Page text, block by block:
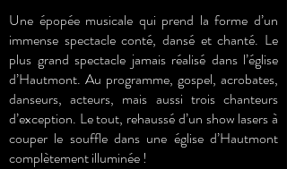
Une épopée musicale qui prend la forme d’un
immense spectacle conté, dansé et chanté. Le
plus grand spectacle jamais réalisé dans l’église
d’Hautmont. Au programme, gospel, acrobates,
danseurs, acteurs, mais aussi trois chanteurs
d’exception. Le tout, rehaussé d’un show lasers à
couper le souffle dans une église d’Hautmont
complètement illuminée !